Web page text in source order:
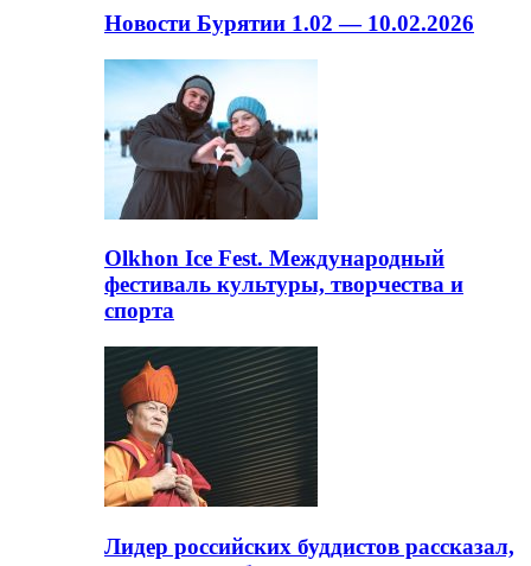
Новости Бурятии 1.02 — 10.02.2026
Olkhon Ice Fest. Международный
фестиваль культуры, творчества и
спорта
Лидер российских буддистов рассказал,